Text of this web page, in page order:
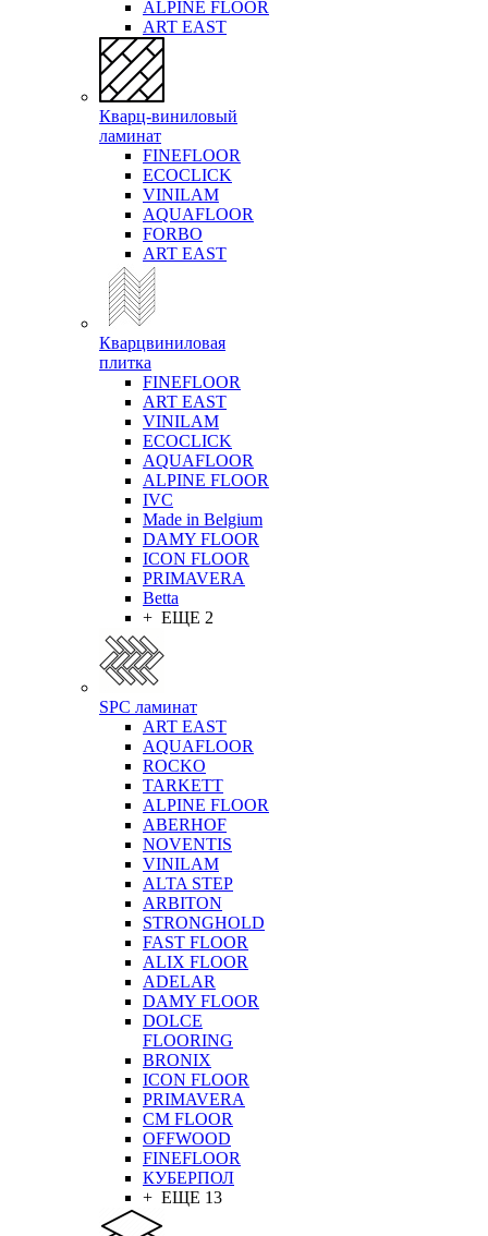
ALPINE FLOOR
ART EAST
Кварц-виниловый
ламинат
FINEFLOOR
ECOCLICK
VINILAM
AQUAFLOOR
FORBO
ART EAST
Кварцвиниловая
плитка
FINEFLOOR
ART EAST
VINILAM
ECOCLICK
AQUAFLOOR
ALPINE FLOOR
IVC
Made in Belgium
DAMY FLOOR
ICON FLOOR
PRIMAVERA
Betta
+ ЕЩЕ 2
SPC ламинат
ART EAST
AQUAFLOOR
ROCKO
TARKETT
ALPINE FLOOR
ABERHOF
NOVENTIS
VINILAM
ALTA STEP
ARBITON
STRONGHOLD
FAST FLOOR
ALIX FLOOR
ADELAR
DAMY FLOOR
DOLCE
FLOORING
BRONIX
ICON FLOOR
PRIMAVERA
CM FLOOR
OFFWOOD
FINEFLOOR
КУБЕРПОЛ
+ ЕЩЕ 13